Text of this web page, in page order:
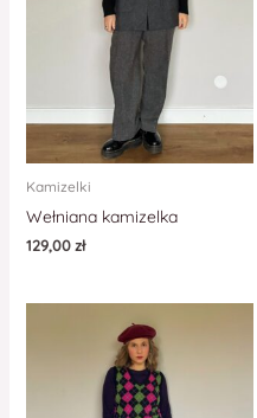
Kamizelki
Wełniana kamizelka
129,00zł